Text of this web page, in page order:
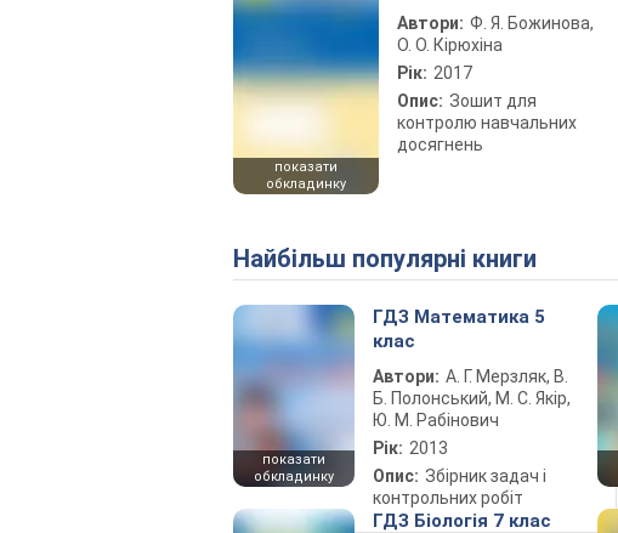
показати
обкладинку
Автори: Ф. Я. Божинова,
О. О. Кірюхіна
Рік: 2017
Опис: Зошит для
контролю навчальних
досягнень
Найбільш популярні книги
показати
обкладинку
ГДЗ Математика 5
клас
Автори: А. Г. Мерзляк, В.
Б. Полонський, М. С. Якір,
Ю. М. Рабінович
Рік: 2013
Опис: Збірник задач і
контрольних робіт
ГДЗ Біологія 7 клас